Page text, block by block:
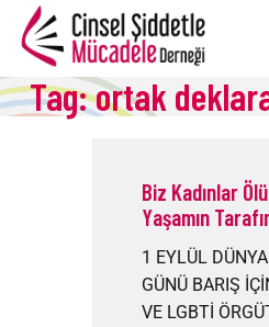
Tag: ortak
PROGRAMLAR
Biz Kadınlar
Yaşamın
1 EYLÜL
GÜNÜ BARIŞ
VE LGBTİ